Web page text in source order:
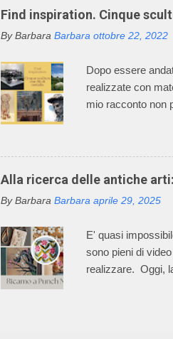
tutti i componenti
nell’utilizzare
desiderata e non
Find inspiration. Cinque
By Barbara Barbara ottobre 22, 2022
Dopo essere
realizzate con
mio racconto non
L’uso dei
espressivo
lento processo,
fusione, di
espressione
Alla ricerca delle antiche
By Barbara Barbara aprile 29, 2025
E' quasi
sono pieni di
realizzare. Oggi,
di tutto il mondo